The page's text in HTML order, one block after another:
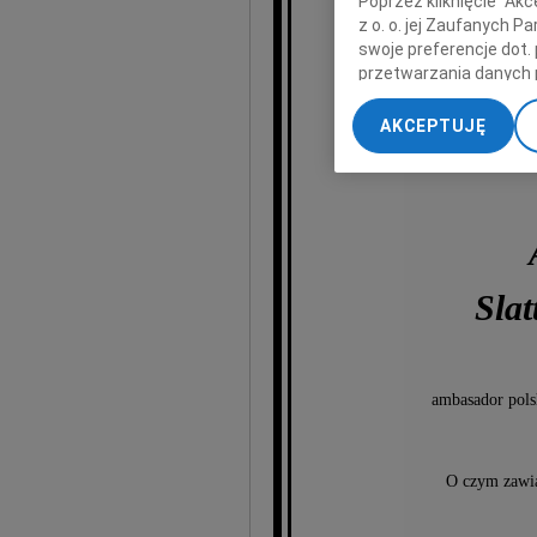
ambasador
O czym
z o. o. jej Zaufanych
swoje preferencje dot.
przetwarzania danych
„Ustawienia
My, nasi Zaufani
dokładnych danych
Przechowywanie
AKCEPTUJĘ